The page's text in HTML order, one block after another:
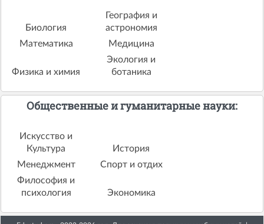
Биология
География и
астрономия
Математика
Медицина
Физика и химия
Экология и
ботаника
Общественные и гуманитарные науки:
Искусство и
Культура
История
Менеджмент
Спорт и отдих
Философия и
психология
Экономика